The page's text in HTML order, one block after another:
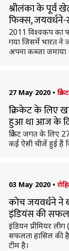
श्रीलंका के पूर्व
फिक्स, जयवर्धने-
2011 विश्वकप का
गया जिसमें भारत ने
अपना कब्जा जमाया
27 May 2020 •
क्रिकेट के लिए
हुआ था आज के
क्रिकेट जगत के लिए
कई ऐसी चीजें हुई हैं
03 May 2020 •
कोच जयवर्धने ने
इंडियंस की
इंडियन प्रीमियर
सफलता हासिल की
टीम है।